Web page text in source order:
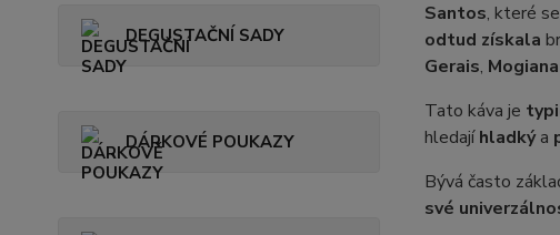
DEGUSTAČNÍ SADY
DÁRKOVÉ POUKAZY
Santos, které
odtud získala
Gerais, Mogiana
Tato káva je
hledajíhladkýa
Bývá často
své